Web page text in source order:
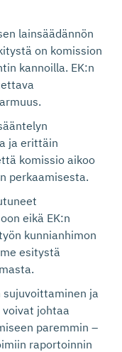
lainsäädännön
on komission
kannoilla. EK:n
ja erittäin
komissio aikoo
perkaamisesta.
eikä EK:n
kunnianhimon
esitystä
ja
johtaa
paremmin –
raportoinnin